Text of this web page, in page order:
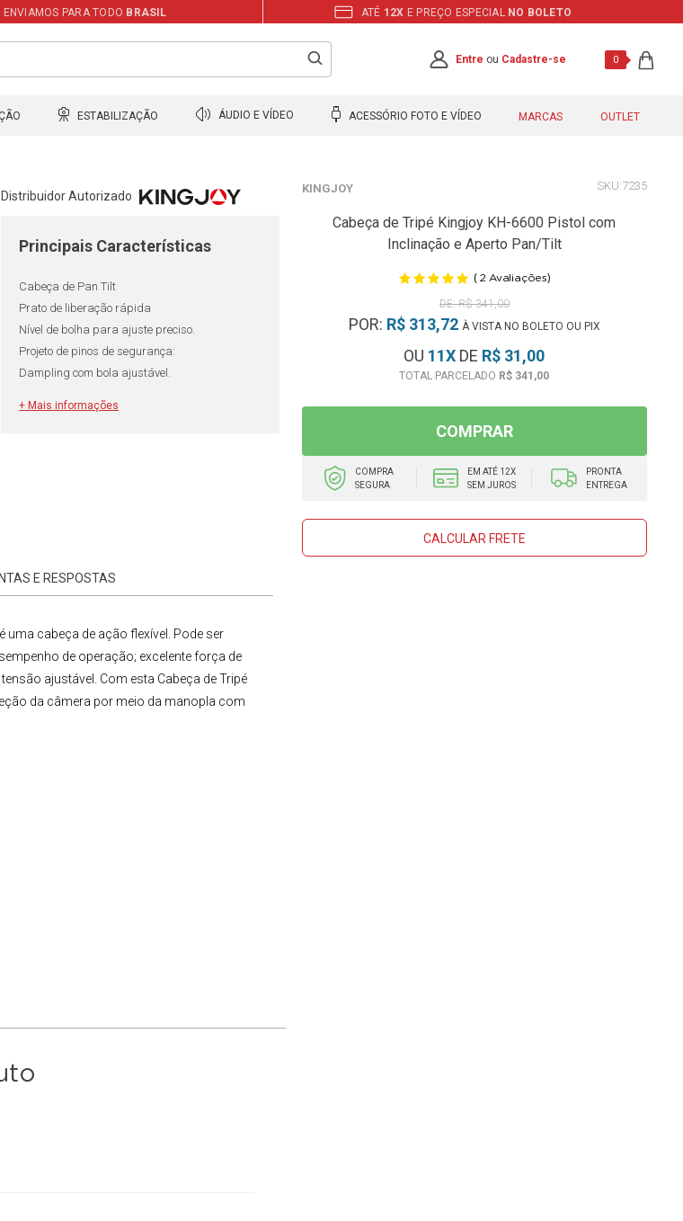
ENVIAMOS PARA TODO BRASIL ATÉ 12X E PREÇO ESPECIAL NO BOLETO
Entre ou Cadastre-se 0
ESTABILIZAÇÃO ÁUDIO E VÍDEO ACESSÓRIO FOTO E VÍDEO MARCAS OUTLET
Distribuidor Autorizado
Principais Características
Cabeça de Pan Tilt
Prato de liberação rápida
Nível de bolha para ajuste preciso.
Projeto de pinos de segurança:
Dampling com bola ajustável.
+ Mais informações
KINGJOY 7235
Cabeça de Tripé Kingjoy KH-6600 Pistol com
Inclinação e Aperto Pan/Tilt
( 2 Avaliações)
R$ 341,00
POR: R$ 313,72 À VISTA NO BOLETO OU PIX
OU 11X DE R$ 31,00
R$ 341,00
COMPRAR
COMPRA
SEGURA
EM ATÉ 12X
SEM JUROS
PRONTA
ENTREGA
CALCULAR FRETE
E RESPOSTAS
é uma cabeça de ação flexível. Pode ser
de operação; excelente força de
ajustável. Com esta Cabeça deTripé
da câmera por meio da manopla com